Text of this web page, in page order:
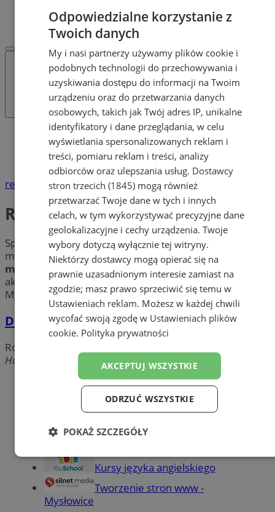
REKLAMA
WSPÓŁPRACA
Katalog firm
Dom i Budownictwo
Rolety, Żaluzje, Moskitiery
reklama
Rolety, Żaluzje, Moskitiery
Sprawdź pewnych producentówroletiżaluzji
mieście Mysłowice. Zapoznaj się w szeroką ofertą
materiałowych , zasłon, żaluzji , moskitier oraz
akcesoriów do okien. Wybierz najlepsze firmy w
Mysłowicach i zmień wygląd swoich okien!
DOORMANN Sp z o.o.
Rolety, Żaluzje, Moskitiery
Hutnicza, 41-409 Mysłowice
Pozostałe firmy w kategorii
reklama
Kursy języka angielskiego
Tworzenie stron www -
Mysłowice
Odpowiedzialne korzystanie z
Twoich danych
My i nasi partnerzy używamy plików cookie i
podobnych technologii do przechowywania i
uzyskiwania dostępu do informacji na Twoim
urządzeniu oraz do przetwarzania danych
osobowych, takich jak Twój adres IP, unikalne
identyfikatory i dane przeglądania, w celu
wyświetlania spersonalizowanych reklam i
treści, pomiaru reklam i treści, analizy
odbiorców oraz ulepszania usług. Dostawcy
stron trzecich (1845) mogą również
przetwarzać Twoje dane w tych i innych
celach, w tym wykorzystywać precyzyjne dane
geolokalizacyjne i cechy urządzenia. Twoje
wybory dotyczą wyłącznie tej witryny.
Niektórzy dostawcy mogą opierać się na
prawnie uzasadnionym interesie zamiast na
zgodzie; masz prawo sprzeciwić się temu w
Ustawieniach reklam. Możesz w każdej chwili
wycofać swoją zgodę w Ustawieniach plików
cookie. Polityka prywatności
AKCEPTUJ WSZYSTKIE
ODRZUĆ WSZYSTKIE
POKAŻ SZCZEGÓŁY
Niezbędne Wydajność Targetowanie
Funkcjonalność